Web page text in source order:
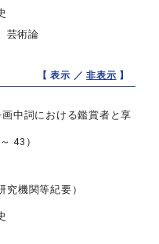
芸術論
【 表示 ／非表示 】
画中詞における鑑賞者と享
43）
究機関等紀要）